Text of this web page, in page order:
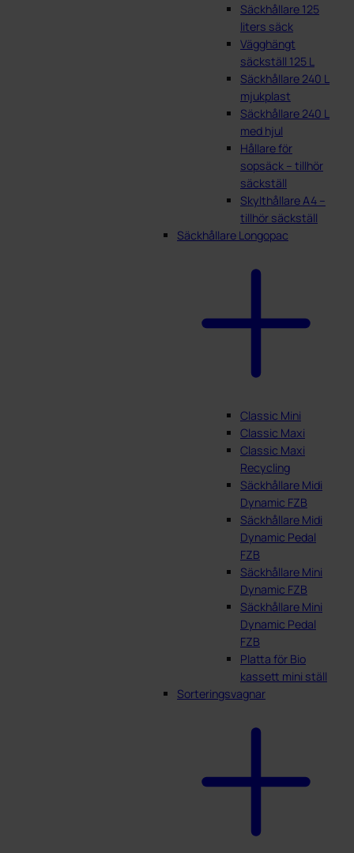
Säckhållare 125
liters säck
Vägghängt
säckställ 125 L
Säckhållare 240 L
mjukplast
Säckhållare 240 L
med hjul
Hållare för
sopsäck – tillhör
säckställ
Skylthållare A4 –
tillhör säckställ
Säckhållare Longopac
Classic Mini
Classic Maxi
Classic Maxi
Recycling
Säckhållare Midi
Dynamic FZB
Säckhållare Midi
Dynamic Pedal
FZB
Säckhållare Mini
Dynamic FZB
Säckhållare Mini
Dynamic Pedal
FZB
Platta för Bio
kassett mini ställ
Sorteringsvagnar